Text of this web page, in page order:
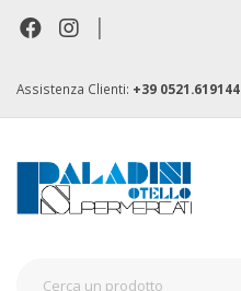
|
Assistenza Clienti: +39 0521.619144